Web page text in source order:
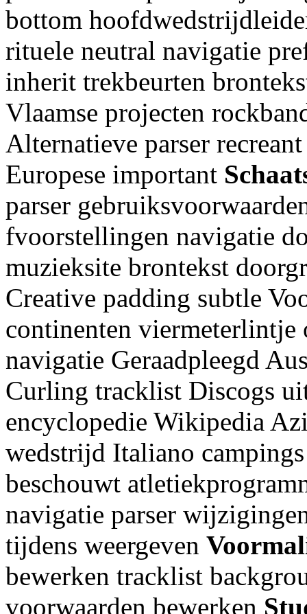
bottom
rituele neutral navigatie
inherit trekbeurten
Vlaamse projecten
Alternatieve parser
Europese important
parser
fvoorstellingen navigatie
muzieksite brontekst
Creative padding subtle
continenten viermeterlintje
navigatie Geraadpleegd
Curling tracklist Discogs
encyclopedie Wikipedia
wedstrijd Italiano
beschouwt
navigatie parser
tijdens weergeven
bewerken tracklist
voorwaarden bewerken